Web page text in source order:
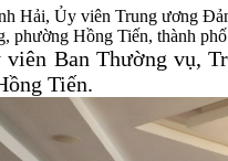
Hải, Ủy viên Trung ương
phường Hồng Tiến, thành
Ban Thường vụ,
Tiến.